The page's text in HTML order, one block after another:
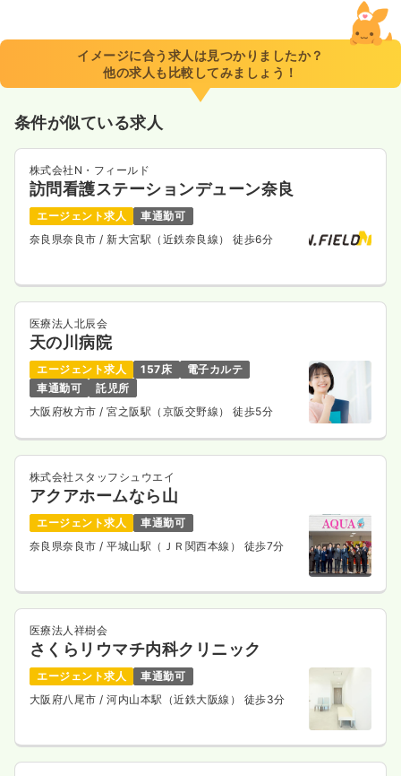
イメージに合う求人は見つかりましたか？
他の求人も比較してみましょう！
条件が似ている求人
株式会社N・フィールド
訪問看護ステーションデューン奈良
エージェント求人
車通勤可
奈良県奈良市/ 新大宮駅（近鉄奈良線） 徒歩6分
医療法人北辰会
天の川病院
エージェント求人 157床
電子カルテ
車通勤可
託児所
大阪府枚方市 / 宮之阪駅（京阪交野線） 徒歩5分
株式会社スタッフシュウエイ
アクアホームなら山
エージェント求人
車通勤可
奈良県奈良市/ 平城山駅（ＪＲ関西本線） 徒歩7分
医療法人祥樹会
さくらリウマチ内科クリニック
エージェント求人
車通勤可
大阪府八尾市/ 河内山本駅（近鉄大阪線） 徒歩3分